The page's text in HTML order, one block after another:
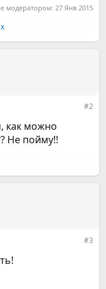
модератором: 27 Янв 2015
#2
как можно
Не пойму!!
#3